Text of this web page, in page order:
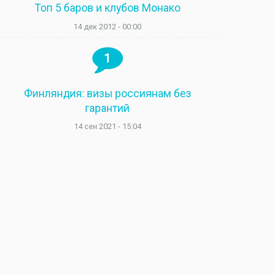
Топ 5 баров и клубов Монако
14 дек 2012 - 00:00
1
Финляндия: визы россиянам без
гарантий
14 сен 2021 - 15:04